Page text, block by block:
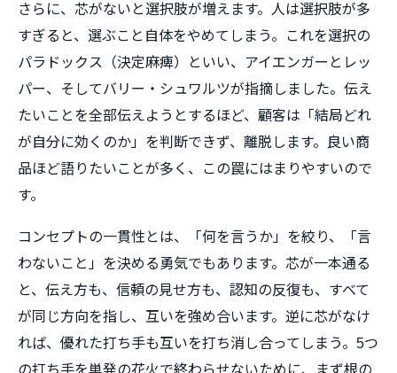
さらに、芯がないと選択肢が増えます。人は選択肢が多
すぎると、選ぶこと自体をやめてしまう。これを選択の
パラドックス（決定麻痺）といい、アイエンガーとレッ
パー、そしてバリー・シュワルツが指摘しました。伝え
たいことを全部伝えようとするほど、顧客は「結局どれ
が自分に効くのか」を判断できず、離脱します。良い商
品ほど語りたいことが多く、この罠にはまりやすいので
す。
コンセプトの一貫性とは、「何を言うか」を絞り、「言
わないこと」を決める勇気でもあります。芯が一本通る
と、伝え方も、信頼の見せ方も、認知の反復も、すべて
が同じ方向を指し、互いを強め合います。逆に芯がなけ
れば、優れた打ち手も互いを打ち消し合ってしまう。5つ